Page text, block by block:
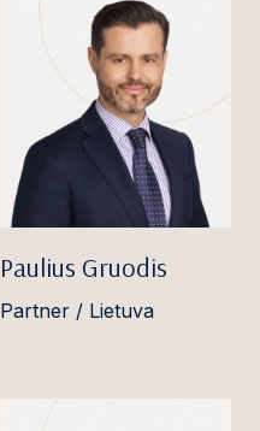
Paulius Gruodis
Partner / Lietuva